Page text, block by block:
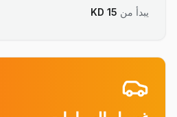
يبدأ من KD 15